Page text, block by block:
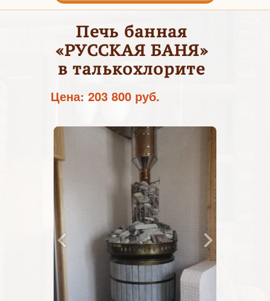
Печь банная
«РУССКАЯ БАНЯ»
в талькохлорите
Цена: 203 800 руб.